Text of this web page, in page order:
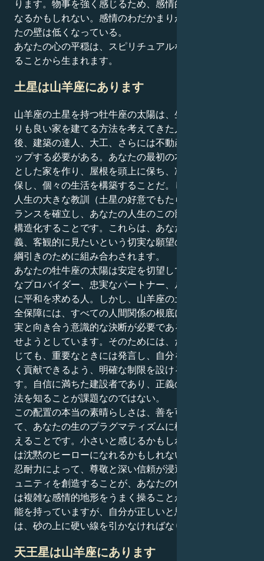
ります。物事を強く感じるため、感情的な忍耐が必要に
なるかもしれない。感情のわだかまりがあるとき、あな
たの壁は低くなっている。
あなたの心の平穏は、スピリチュアルな愛を受け、与え
ることから生まれます。
土星は山羊座にあります
山羊座の土星を持つ牡牛座の太陽は、生まれ育った家よ
りも良い家を建てる方法を考えてきた人であり、その
後、建築の達人、大工、さらには不動産王へとレベルア
ップする必要がある。あなたの最初の本能は、しっかり
とした家を作り、屋根を頭上に保ち、冷蔵庫に食料を確
保し、個々の生活を構築することだ。しかし、あなたの
人生の大きな教訓（土星の好意でもたらされた）は、バ
ランスを確立し、あなたの人生のこの部分に魂の変容を
構造化することです。これらは、あなたの感性、現実主
義、客観的に見たいという切実な願望の間で、興味深い
綱引きのために組み合わされます。
あなたの牡牛座の太陽は安定を切望しています - 伝統的
なプロバイダー、忠実なパートナー、ルーチンと同一性
に平和を求める人。しかし、山羊座の土星は、本物の安
全保障には、すべての人間関係の根底に横たわる暗い真
実と向き合う意識的な決断が必要であることを思い出さ
せようとしています。そのためには、たとえ気まずく感
じても、重要なときには発言し、自分を消耗することな
く貢献できるよう、明確な制限を設けることが必要で
す。自信に満ちた建設者であり、正義の擁護者である方
法を知ることが課題なのではない。
この配置の本当の素晴らしさは、善を可能にする力とし
て、あなたの生のプラグマティズムに構造と可視性を加
えることです。小さいと感じるかもしれないが、あなた
は沈黙のヒーローになれるかもしれない。あなたの深い
忍耐力によって、尊敬と深い信頼が浸透した関係やコミ
ュニティを創造することが、あなたの仕事です。あなた
は複雑な感情的地形をうまく操ることができる特別な才
能を持っていますが、自分が正しいと思うことについて
は、砂の上に硬い線を引かなければなりません。
天王星は山羊座にあります